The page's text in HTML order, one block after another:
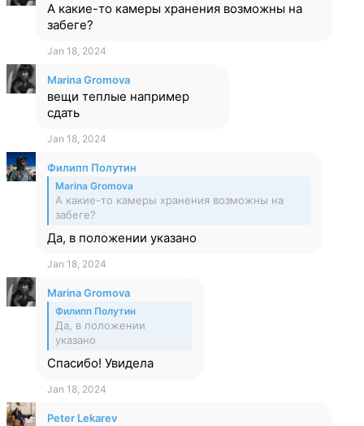
А какие-то камеры хранения возможны на
забеге?
Jan 18, 2024
Marina Gromova
вещи теплые например
сдать
Jan 18, 2024
Филипп Полутин
Marina Gromova
А какие-то камеры хранения возможны на
забеге?
Да, в положении указано
Jan 18, 2024
Marina Gromova
Филипп Полутин
Да, в положении
указано
Спасибо! Увидела
Jan 18, 2024
Peter Lekarev